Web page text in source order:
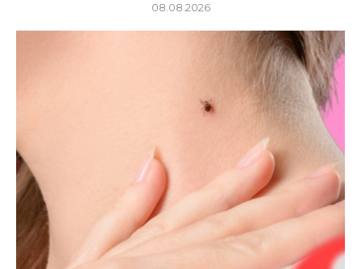
08.08.2026